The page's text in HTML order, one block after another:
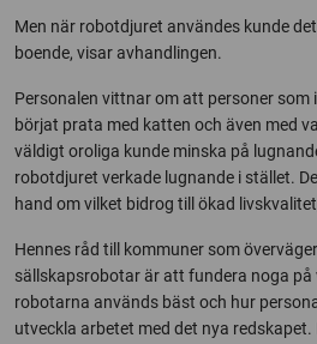
Men när robotdjuret användes kunde
boende, visar avhandlingen.
Personalen vittnar om att personer
börjat prata med katten och även med
väldigt oroliga kunde minska på
robotdjuret verkade lugnande i stället.
hand om vilket bidrog till ökad
Hennes råd till kommuner som
sällskapsrobotar är att fundera noga på
robotarna används bäst och hur
utveckla arbetet med det nya